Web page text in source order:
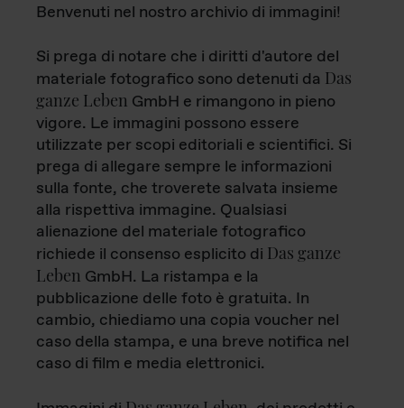
Benvenuti nel nostro archivio di immagini!
Si prega di notare che i diritti d'autore del
materiale fotografico sono detenuti da Das
ganze Leben GmbH e rimangono in pieno
vigore. Le immagini possono essere
utilizzate per scopi editoriali e scientifici. Si
prega di allegare sempre le informazioni
sulla fonte, che troverete salvata insieme
alla rispettiva immagine. Qualsiasi
alienazione del materiale fotografico
richiede il consenso esplicito di Das ganze
Leben GmbH. La ristampa e la
pubblicazione delle foto è gratuita. In
cambio, chiediamo una copia voucher nel
caso della stampa, e una breve notifica nel
caso di film e media elettronici.